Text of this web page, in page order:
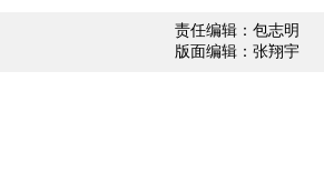
责任编辑：包志明
版面编辑：张翔宇